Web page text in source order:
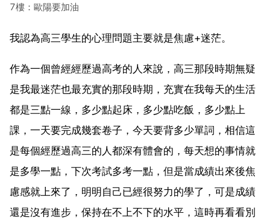
7樓：歐陽要加油
我認為高三學生的心理問題主要就是焦慮+迷茫。
作為一個曾經經歷過高考的人來說，高三那段時期無疑
是我最迷茫也最充實的那段時期，充實在我每天的生活
都是三點一線，多少點起床，多少點吃飯，多少點上
課，一天要完成幾套卷子，今天要背多少單詞，相信這
是每個經歷過高三的人都深有體會的，每天想的事情就
是多學一點，下次考試多考一點，但是當成績出來後焦
慮感就上來了，明明自己已經很努力的學了，可是成績
還是沒有進步，保持在不上不下的水平，這時再看看別